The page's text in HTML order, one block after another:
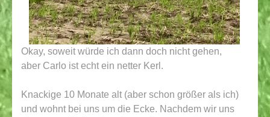
Okay, soweit würde ich dann doch nicht gehen,
aber Carlo ist echt ein netter Kerl.
Knackige 10 Monate alt (aber schon größer als ich)
und wohnt bei uns um die Ecke. Nachdem wir uns